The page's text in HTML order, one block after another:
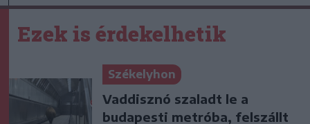
Ezek is érdekelhetik
Székelyhon
Vaddisznó szaladt le a
budapesti metróba, felszállt